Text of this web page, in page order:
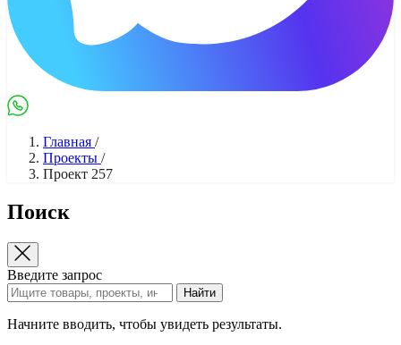
MaxWhatsApp
Главная /
Проекты /
Проект 257
Поиск
Введите запрос
Найти
Начните вводить, чтобы увидеть результаты.